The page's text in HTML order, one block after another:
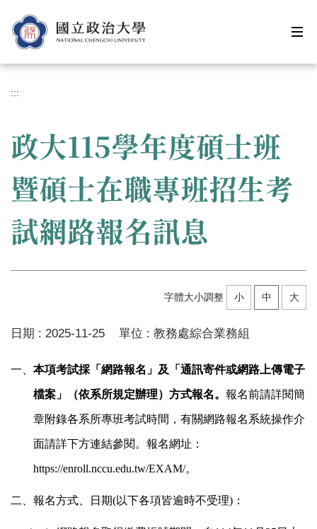
到
主
內
區
:::
政大115學年度碩士班
暨碩士在職專班招生考
試網路報名訊息
字體大小調整 小 中 大
日期 : 2025-11-25 單位 : 教務處綜合業務組
一、 本項考試採「網路報名」及「通訊寄件或網路上傳電子
檔案」（依系所規定辦理）方式報名。 報名前請詳閱簡
章附錄各系所專班考試時間，有關網路報名系統操作介
面請詳下方連結參閱。 報名網址：
https://enroll.nccu.edu.tw/EXAM/。
二、報名方式、日期(以下各項皆逾時不受理)：